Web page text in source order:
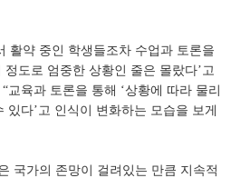
활약 중인 학생들조차 수업과 토론을
도로 엄중한 상황인 줄은 몰랐다’고
교육과 토론을 통해 ‘상황에 따라 물리
있다’고 인식이 변화하는 모습을 보게
국가의 존망이 걸려있는 만큼 지속적